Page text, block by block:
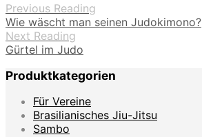
Previous Reading
Wie wäscht man seinen Judokimono?
Next Reading
Gürtel im Judo
Produktkategorien
Für Vereine
Brasilianisches Jiu-Jitsu
Sambo